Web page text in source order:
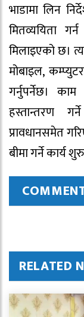
भाडामा लिन
मितव्ययिता
मिलाइएको छ।
मोबाइल,
गर्नुपर्नेछ।
हस्तान्तरण
प्रावधानसमेत
बीमा गर्ने कार्य
RELATED